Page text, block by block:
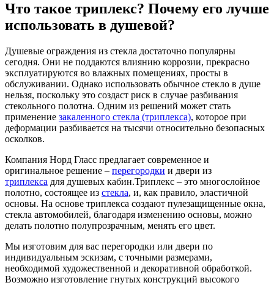
Что такое триплекс? Почему его лучше
использовать в душевой?
Душевые ограждения из стекла достаточно популярны
сегодня. Они не поддаются влиянию коррозии, прекрасно
эксплуатируются во влажных помещениях, просты в
обслуживании. Однако использовать обычное стекло в душе
нельзя, поскольку это создаст риск в случае разбивания
стекольного полотна. Одним из решений может стать
применение закаленного стекла (триплекса), которое при
деформации разбивается на тысячи относительно безопасных
осколков.
Компания Норд Гласс предлагает современное и
оригинальное решение – перегородки и двери из
триплекса для душевых кабин.Триплекс – это многослойное
полотно, состоящее из стекла, и, как правило, эластичной
основы. На основе триплекса создают пулезащищенные окна,
стекла автомобилей, благодаря изменению основы, можно
делать полотно полупрозрачным, менять его цвет.
Мы изготовим для вас перегородки или двери по
индивидуальным эскизам, с точными размерами,
необходимой художественной и декоративной обработкой.
Возможно изготовление гнутых конструкций высокого